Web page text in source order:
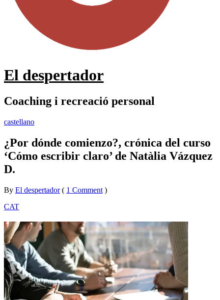
El despertador
Coaching i recreació personal
castellano
¿Por dónde comienzo?, crónica del curso
‘Cómo escribir claro’ de Natàlia Vázquez
D.
By El despertador on
8
•
( 1 Comment )
CAT